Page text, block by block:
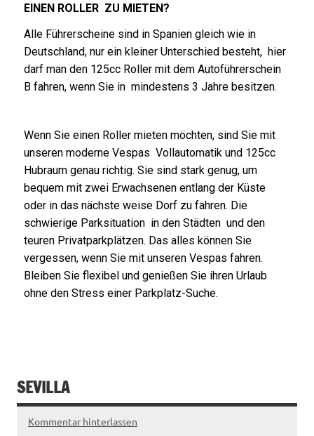
EINEN ROLLER ZU MIETEN?
Alle Führerscheine sind in Spanien gleich wie in
Deutschland, nur ein kleiner Unterschied besteht, hier
darf man den 125cc Roller mit dem Autoführerschein
B fahren, wenn Sie in mindestens 3 Jahre besitzen.
Wenn Sie einen Roller mieten möchten, sind Sie mit
unseren moderne Vespas Vollautomatik und 125cc
Hubraum genau richtig. Sie sind stark genug, um
bequem mit zwei Erwachsenen entlang der Küste
oder in das nächste weise Dorf zu fahren. Die
schwierige Parksituation in den Städten und den
teuren Privatparkplätzen. Das alles können Sie
vergessen, wenn Sie mit unseren Vespas fahren.
Bleiben Sie flexibel und genießen Sie ihren Urlaub
ohne den Stress einer Parkplatz-Suche.
SEVILLA
Kommentar hinterlassen